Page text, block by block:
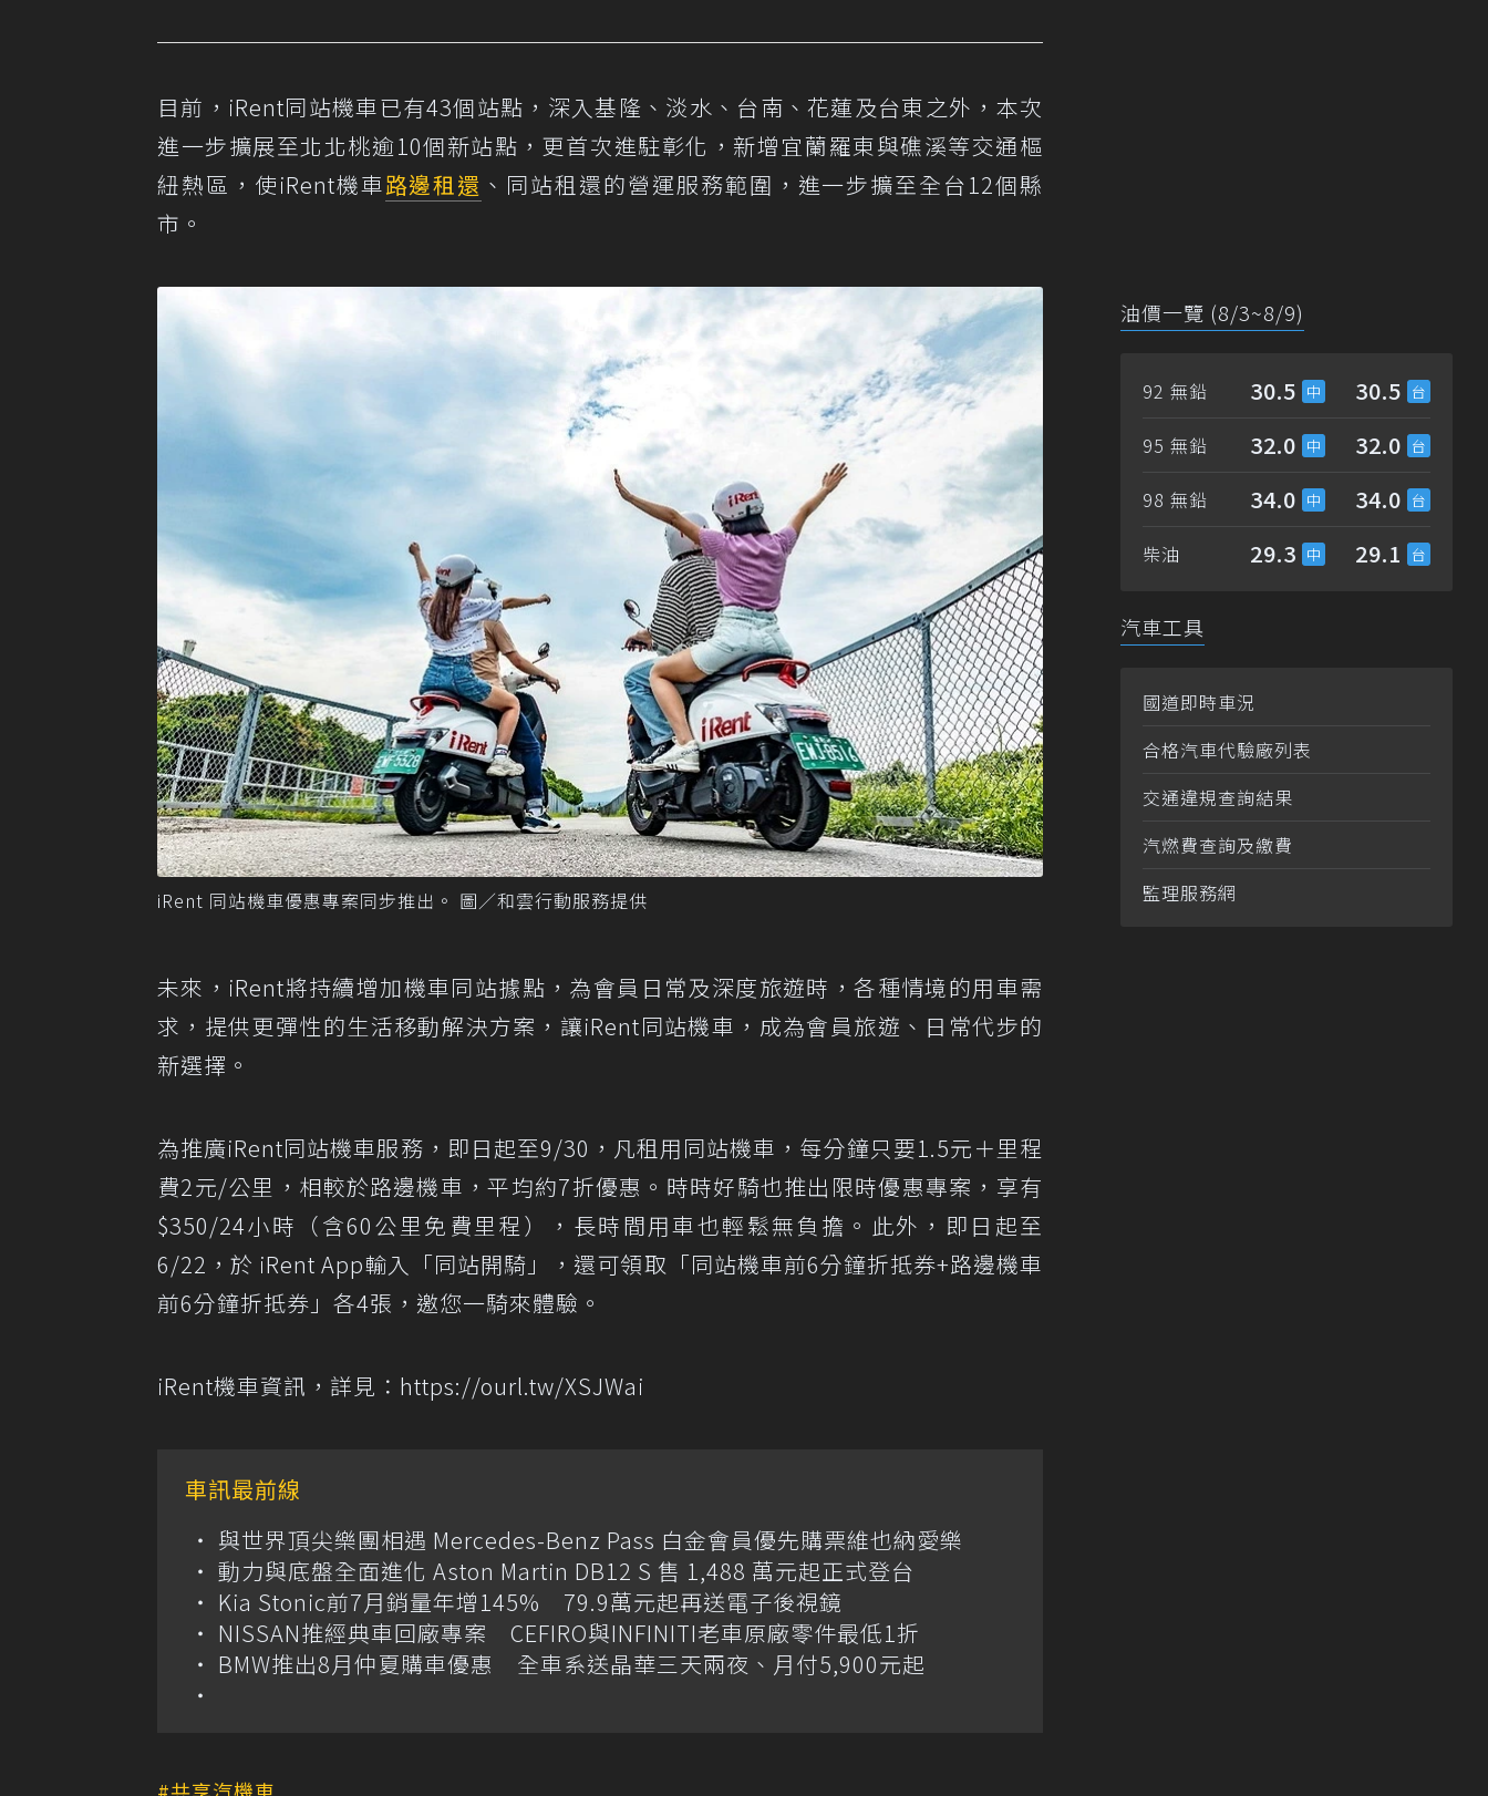
目前，iRent同站機車已有43個站點，深入基隆、淡水、台南、花蓮及台東之外，本次
進一步擴展至北北桃逾10個新站點，更首次進駐彰化，新增宜蘭羅東與礁溪等交通樞
紐熱區，使iRent機車路邊租還 、同站租還的營運服務範圍，進一步擴至全台12個縣
市。
iRent 同站機車優惠專案同步推出。 圖／和雲行動服務提供
未來，iRent將持續增加機車同站據點，為會員日常及深度旅遊時，各種情境的用車需
求，提供更彈性的生活移動解決方案，讓iRent同站機車，成為會員旅遊、日常代步的
新選擇。
為推廣iRent同站機車服務，即日起至9/30，凡租用同站機車，每分鐘只要1.5元＋里程
費2元/公里，相較於路邊機車，平均約7折優惠。時時好騎也推出限時優惠專案，享有
$350/24小時（含60公里免費里程），長時間用車也輕鬆無負擔。此外，即日起至
6/22，於 iRent App輸入「同站開騎」，還可領取「同站機車前6分鐘折抵券+路邊機車
前6分鐘折抵券」各4張，邀您一騎來體驗。
iRent機車資訊，詳見：https://ourl.tw/XSJWai
車訊最前線
與世界頂尖樂團相遇 Mercedes-Benz Pass 白金會員優先購票維也納愛樂
動力與底盤全面進化 Aston Martin DB12 S 售 1,488 萬元起正式登台
Kia Stonic前7月銷量年增145% 79.9萬元起再送電子後視鏡
NISSAN推經典車回廠專案 CEFIRO與INFINITI老車原廠零件最低1折
BMW推出8月仲夏購車優惠 全車系送晶華三天兩夜、月付5,900元起
油價一覽 (8/3~8/9)
92 無鉛 30.5 30.5
95 無鉛 32.0 32.0
98 無鉛 34.0 34.0
柴油 29.3 29.1
汽車工具
國道即時車況
合格汽車代驗廠列表
交通違規查詢結果
汽燃費查詢及繳費
監理服務網